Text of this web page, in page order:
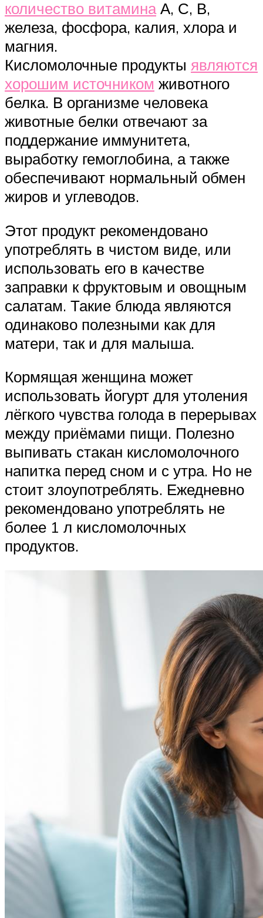
количество витаминаА, С, В,
железа, фосфора, калия, хлора и
магния.
Кисломолочные продукты являются
хорошим источником животного
белка. В организме человека
животные белки отвечают за
поддержание иммунитета,
выработку гемоглобина, а также
обеспечивают нормальный обмен
жиров и углеводов.
Этот продукт рекомендовано
употреблять в чистом виде, или
использовать его в качестве
заправки к фруктовым и овощным
салатам. Такие блюда являются
одинаково полезными как для
матери, так и для малыша.
Кормящая женщина может
использовать йогурт для утоления
лёгкого чувства голода в перерывах
между приёмами пищи. Полезно
выпивать стакан кисломолочного
напитка перед сном и с утра. Но не
стоит злоупотреблять. Ежедневно
рекомендовано употреблять не
более 1 л кисломолочных
продуктов.